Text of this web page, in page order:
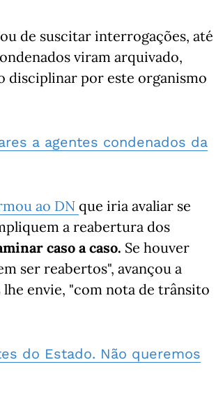
de suscitar interrogações, até
viram arquivado,
disciplinar por este organismo
a agentes condenados da
ao DNque iria avaliar se
a reabertura dos
caso a caso. Se houver
ser reabertos", avançou a
envie, "com nota de trânsito
do Estado. Não queremos